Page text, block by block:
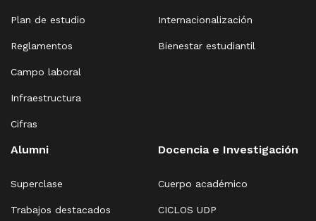
Plan de estudio
Reglamentos
Campo laboral
Infraestructura
Cifras
Internacionalización
Bienestar estudiantil
Alumni
Superclase
Trabajos destacados
Docencia e Investigación
Cuerpo académico
CICLOS UDP